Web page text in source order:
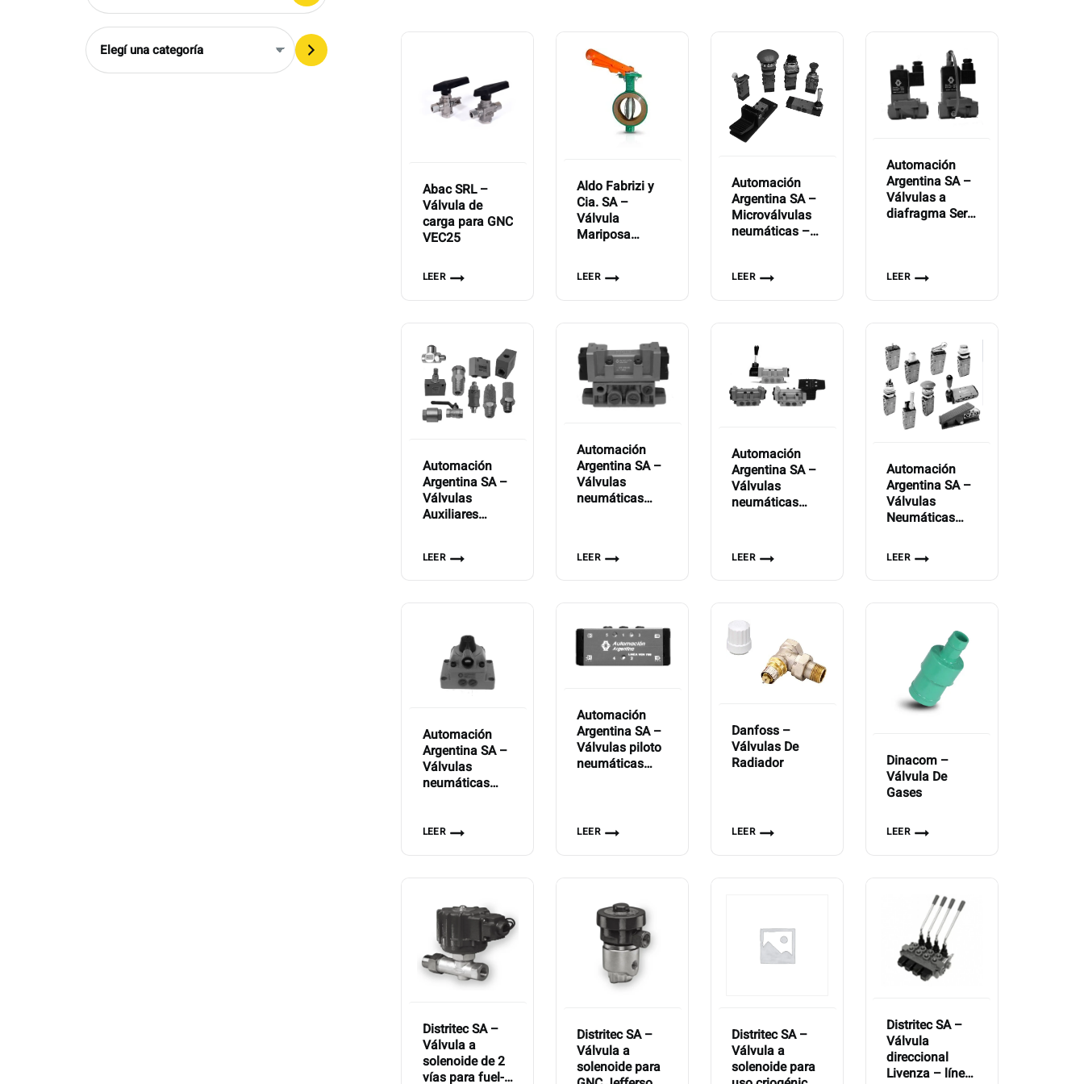
Abac SRL –
Válvula de
carga para GNC
VEC25
LEER
Aldo Fabrizi y
Cia. SA –
Válvula
Mariposa
Especiales
LEER
Automación
Argentina SA –
Microválvulas
neumáticas –
LEER
Automación
Argentina SA –
Válvulas a
diafragma Serie
LEER
Automación
Argentina SA –
Válvulas
Auxiliares
LEER
Automación
Argentina SA –
Válvulas
neumáticas
LEER
Automación
Argentina SA –
Válvulas
neumáticas
13
LEER
Automación
Argentina SA –
Válvulas
Neumáticas
VCN-800
LEER
Automación
Argentina SA –
Válvulas
neumáticas
LEER
Automación
Argentina SA –
Válvulas piloto
neumáticas
LEER
Danfoss –
Válvulas De
Radiador
LEER
Dinacom –
Válvula De
Gases
LEER
Distritec SA –
Válvula a
solenoide de 2
vías para fuel-
Distritec SA –
Válvula a
solenoide para
Distritec SA –
Válvula a
solenoide para
Distritec SA –
Válvula
direccional
Livenza – línea
Elegí
una
categoría